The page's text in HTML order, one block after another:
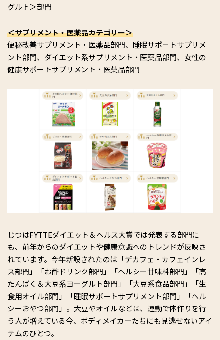
グルト＞部門
＜サプリメント・医薬品カテゴリー＞
便秘改善サプリメント・医薬品部門、睡眠サポートサプリメ
ント部門、ダイエット系サプリメント・医薬品部門、女性の
健康サポートサプリメント・医薬品部門
じつはFYTTEダイエット＆ヘルス大賞では発表する部門に
も、前年からのダイエットや健康意識へのトレンドが反映さ
れています。今年新設されたのは「デカフェ・カフェインレ
ス部門」「お酢ドリンク部門」「ヘルシー甘味料部門」「高
たんぱく＆大豆系ヨーグルト部門」「大豆系食品部門」「生
食用オイル部門」「睡眠サポートサプリメント部門」「ヘル
シーおやつ部門」。大豆やオイルなどは、運動で体作りを行
う人が増えている今、ボディメイカーたちにも見逃せないアイ
テムのひとつ。